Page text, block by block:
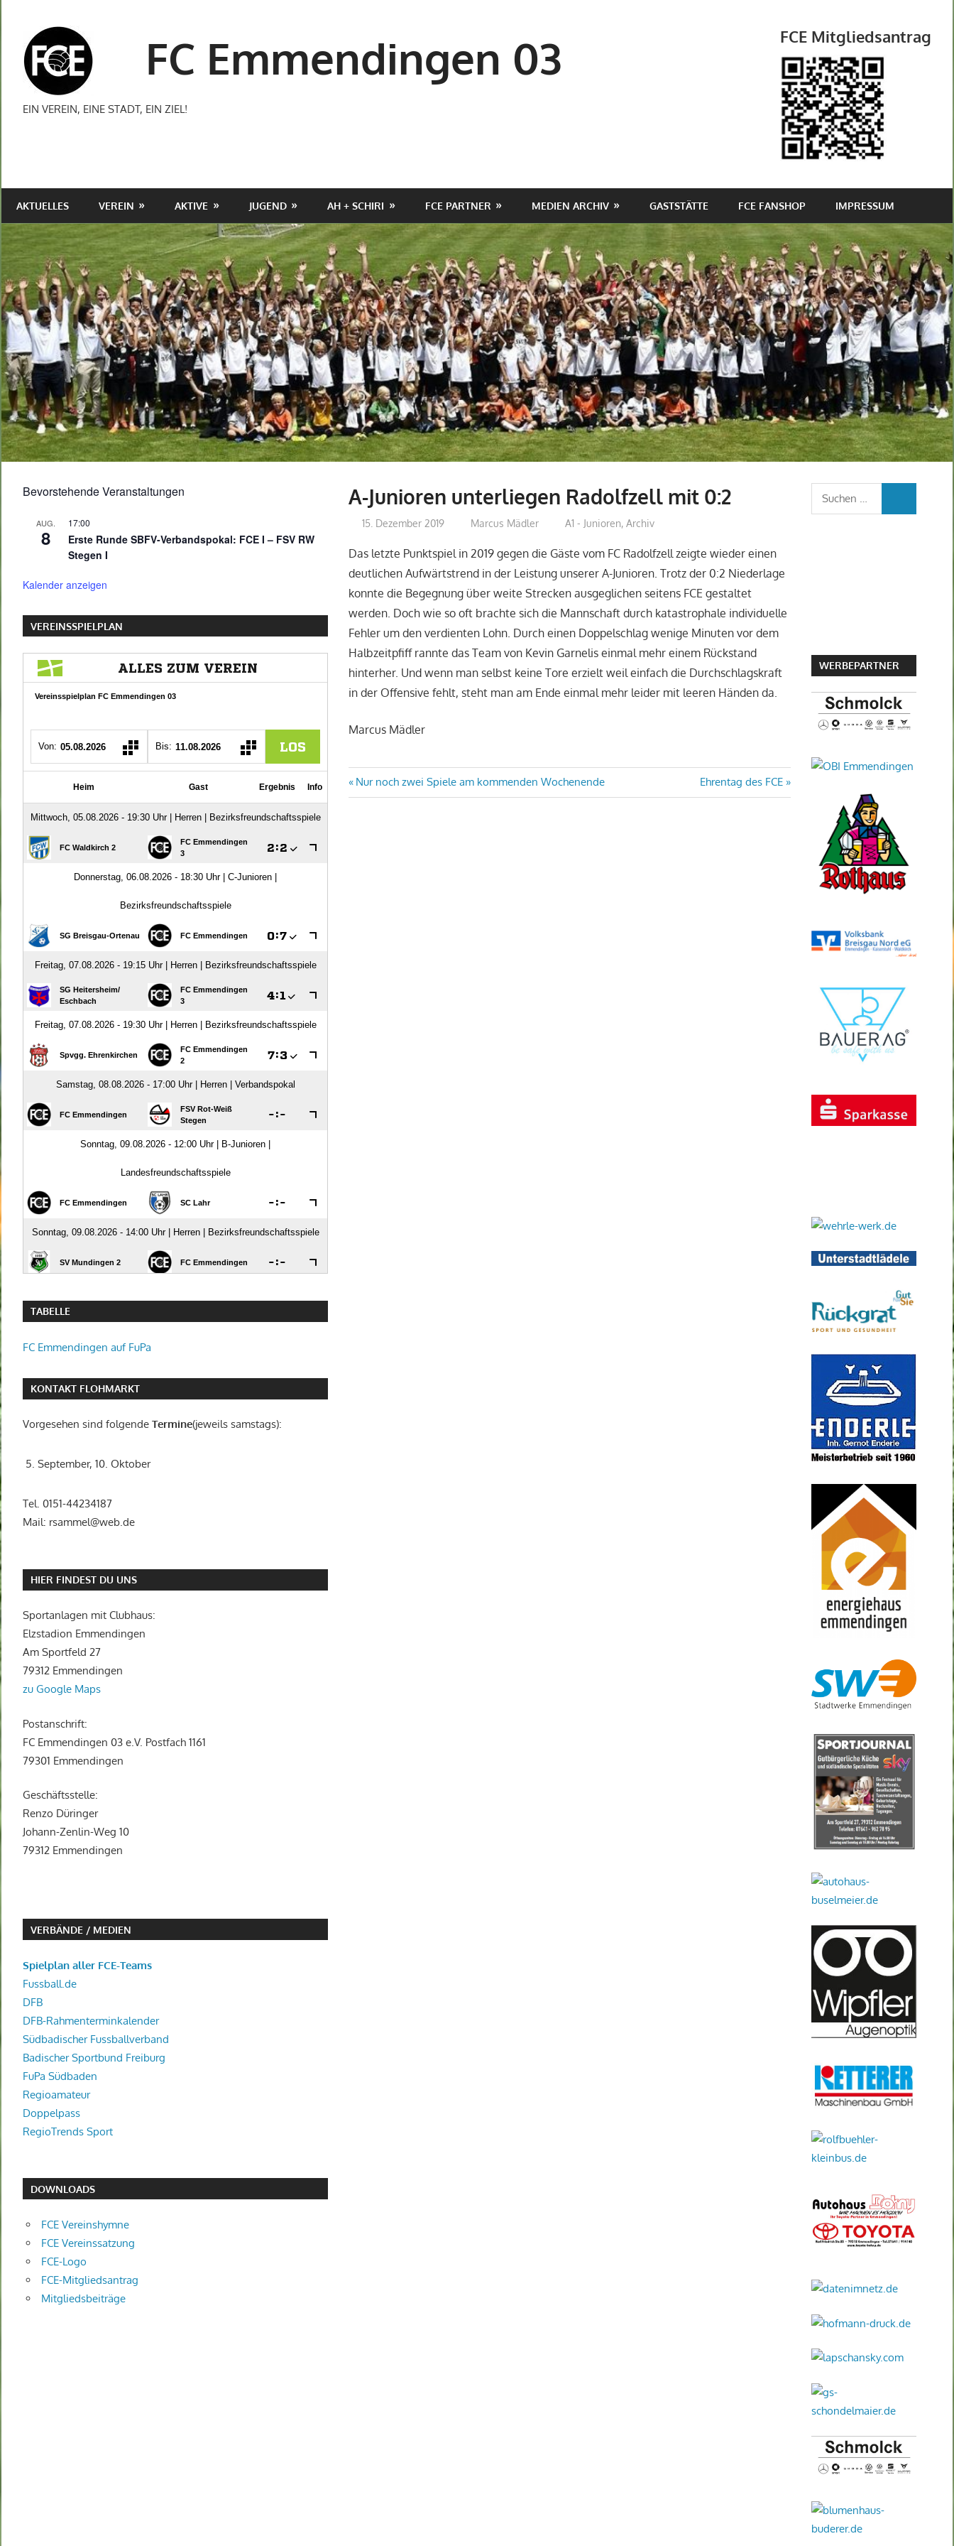
springen
FC Emmendingen 03
EIN VEREIN, EINE STADT, EIN ZIEL!
FCE Mitgliedsantrag
AKTUELLES VEREIN AKTIVE JUGEND AH + SCHIRI FCE PARTNER MEDIEN ARCHIV GASTSTÄTTE FCE FANSHOP IMPRESSUM
A-Junioren unterliegen Radolfzell mit 0:2
15. Dezember 2019 Marcus Mädler A1 - Junioren, Archiv
Das letzte Punktspiel in 2019 gegen die Gäste vom FC Radolfzell zeigte wieder einen
deutlichen Aufwärtstrend in der Leistung unserer A-Junioren. Trotz der 0:2 Niederlage
konnte die Begegnung über weite Strecken ausgeglichen seitens FCE gestaltet
werden. Doch wie so oft brachte sich die Mannschaft durch katastrophale individuelle
Fehler um den verdienten Lohn. Durch einen Doppelschlag wenige Minuten vor dem
Halbzeitpfiff rannte das Team von Kevin Garnelis einmal mehr einem Rückstand
hinterher. Und wenn man selbst keine Tore erzielt weil einfach die Durchschlagskraft
in der Offensive fehlt, steht man am Ende einmal mehr leider mit leeren Händen da.
Marcus Mädler
Beitragsnavigation
Vorheriger
Beitrag:
Nur noch zwei Spiele am kommenden Wochenende
Nächster
Beitrag:
Ehrentag des FCE
Bevorstehende Veranstaltungen
AUG.
8
17:00
Erste Runde SBFV-Verbandspokal: FCE I – FSV RW
Stegen I
Kalender anzeigen
VEREINSSPIELPLAN
TABELLE
FC Emmendingen auf FuPa
KONTAKT FLOHMARKT
Vorgesehen sind folgende Termine(jeweils samstags):
5. September, 10. Oktober
Tel. 0151-44234187
Mail: rsammel@web.de
HIER FINDEST DU UNS
Sportanlagen mit Clubhaus:
Elzstadion Emmendingen
Am Sportfeld 27
79312 Emmendingen
zu Google Maps
Postanschrift:
FC Emmendingen 03 e.V. Postfach 1161
79301 Emmendingen
Geschäftsstelle:
Renzo Düringer
Johann-Zenlin-Weg 10
79312 Emmendingen
VERBÄNDE / MEDIEN
Spielplan aller FCE-Teams
Fussball.de
DFB
DFB-Rahmenterminkalender
Südbadischer Fussballverband
Badischer Sportbund Freiburg
FuPa Südbaden
Regioamateur
Doppelpass
RegioTrends Sport
DOWNLOADS
FCE Vereinshymne
FCE Vereinssatzung
FCE-Logo
FCE-Mitgliedsantrag
Mitgliedsbeiträge
Suchen
WERBEPARTNER